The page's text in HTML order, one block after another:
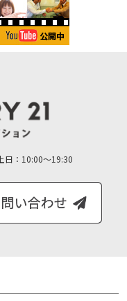
日：10:00～19:30